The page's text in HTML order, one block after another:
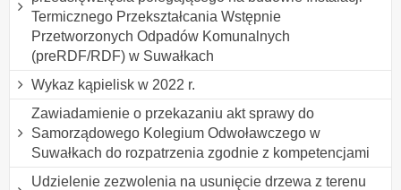
Termicznego Przekształcania Wstępnie
Przetworzonych Odpadów Komunalnych
(preRDF/RDF) w Suwałkach
Wykaz kąpielisk w 2022 r.
Zawiadamienie o przekazaniu akt sprawy do
Samorządowego Kolegium Odwoławczego w
Suwałkach do rozpatrzenia zgodnie z kompetencjami
Udzielenie zezwolenia na usunięcie drzewa z terenu